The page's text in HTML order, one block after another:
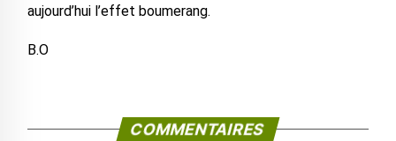
aujourd’hui l’effet boumerang.
B.O
COMMENTAIRES